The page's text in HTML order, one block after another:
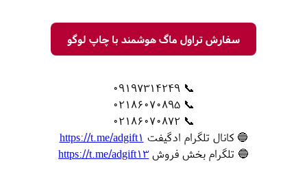
سفارش تراول ماگ هوشمند با چاپ لوگو
📞 09197314249
📞 02186070895
📞 02186070872
🔵 کانال تلگرام ادگیفت https://t.me/adgift1
🔵 تلگرام بخش فروش https://t.me/adgift13